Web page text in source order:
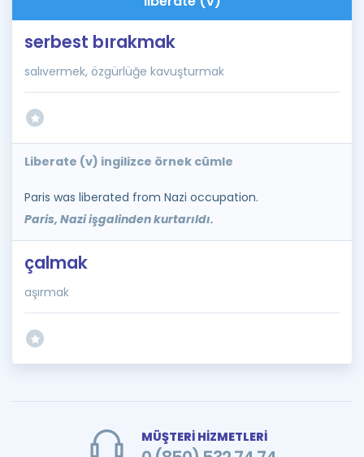
İngilizce Gramer
serbest bırakmak
salıvermek, özgürlüğe kavuşturmak
Liberate (v) ingilizce örnek cümle
Paris was liberated from Nazi occupation.
Paris, Nazi işgalinden kurtarıldı.
çalmak
aşırmak
MÜŞTERİ HİZMETLERİ